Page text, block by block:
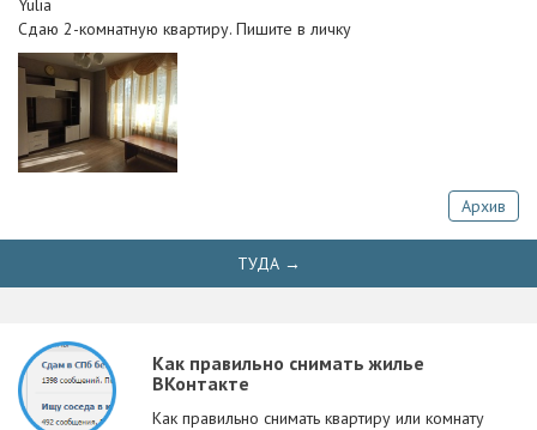
Сдаю 2-комнатную квартиру. Пишите в личку
Архив
ТУДА →
Как правильно снимать жилье
ВКонтакте
Как правильно снимать квартиру или комнату